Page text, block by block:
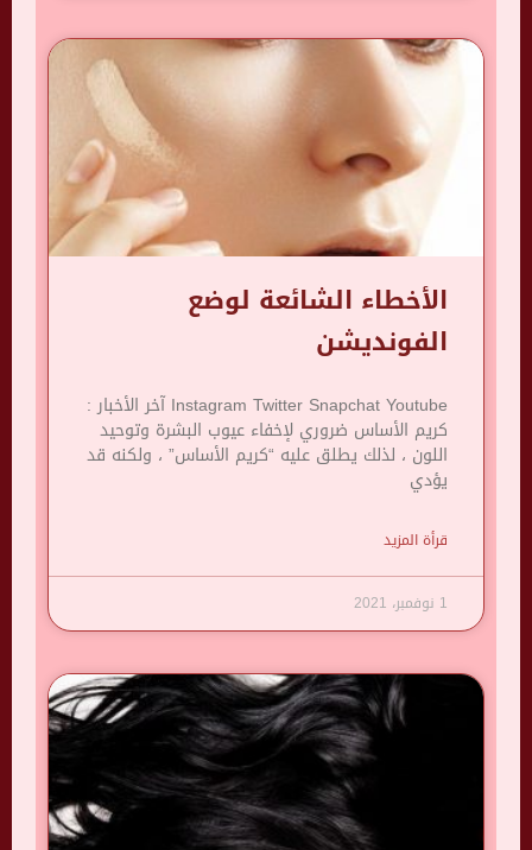
الأخطاء الشائعة لوضع
الفونديشن
Instagram Twitter Snapchat Youtube آخر الأخبار :
كريم الأساس ضروري لإخفاء عيوب البشرة وتوحيد
اللون ، لذلك يطلق عليه “كريم الأساس” ، ولكنه قد
يؤدي
قرأة المزيد
1 نوفمبر، 2021